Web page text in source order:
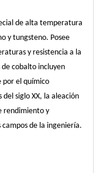
de alta temperatura
y tungsteno. Posee
y resistencia a la
de cobalto incluyen
por el químico
siglo XX, la aleación
rendimiento y
de la ingeniería.